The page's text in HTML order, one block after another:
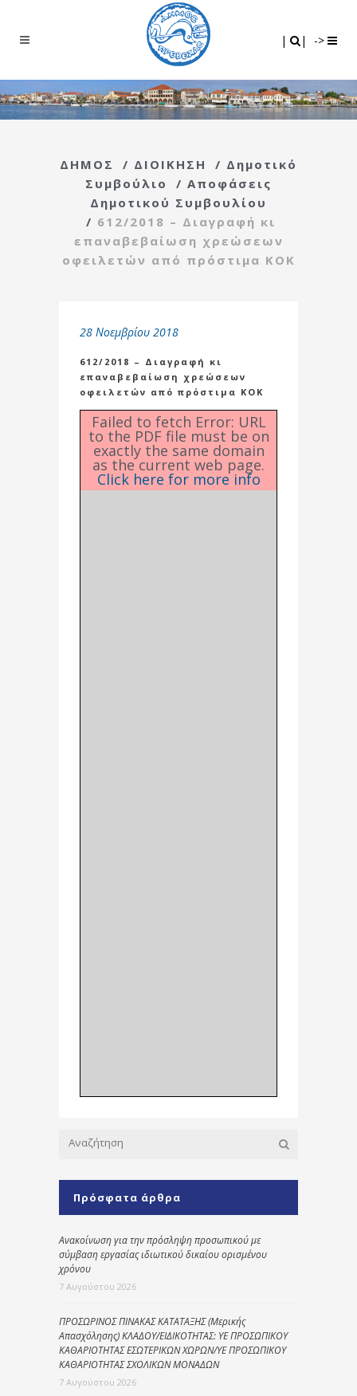
| | ->
ΔΗΜΟΣ / ΔΙΟΙΚΗΣΗ / Δημοτικό
Συμβούλιο
/ Αποφάσεις
Δημοτικού Συμβουλίου
/ 612/2018 – Διαγραφή κι
επαναβεβαίωση χρεώσεων
οφειλετών από πρόστιμα ΚΟΚ
28 Νοεμβρίου 2018
612/2018 – Διαγραφή κι
επαναβεβαίωση χρεώσεων
οφειλετών από πρόστιμα ΚΟΚ
Failed to fetch Error: URL
to the PDF file must be on
exactly the same domain
as the current web page.
Click here for more info
Πρόσφατα άρθρα
Ανακοίνωση για την πρόσληψη προσωπικού με
σύμβαση εργασίας ιδιωτικού δικαίου ορισμένου
χρόνου
7 Αυγούστου 2026
ΠΡΟΣΩΡΙΝΟΣ ΠΙΝΑΚΑΣ ΚΑΤΑΤΑΞΗΣ (Μερικής
Απασχόλησης) ΚΛΑΔΟΥ/ΕΙΔΙΚΟΤΗΤΑΣ: ΥΕ ΠΡΟΣΩΠΙΚΟΥ
ΚΑΘΑΡΙΟΤΗΤΑΣ ΕΣΩΤΕΡΙΚΩΝ ΧΩΡΩΝ/ΥΕ ΠΡΟΣΩΠΙΚΟΥ
ΚΑΘΑΡΙΟΤΗΤΑΣ ΣΧΟΛΙΚΩΝ ΜΟΝΑΔΩΝ
7 Αυγούστου 2026